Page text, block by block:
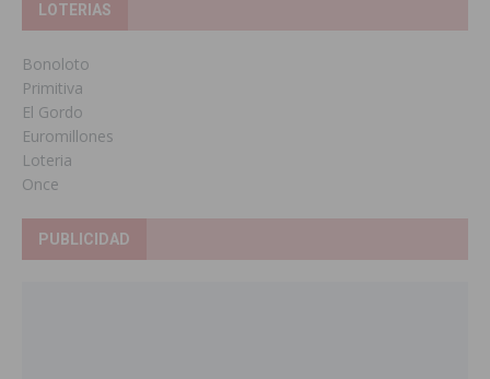
LOTERIAS
Bonoloto
Primitiva
El Gordo
Euromillones
Loteria
Once
PUBLICIDAD